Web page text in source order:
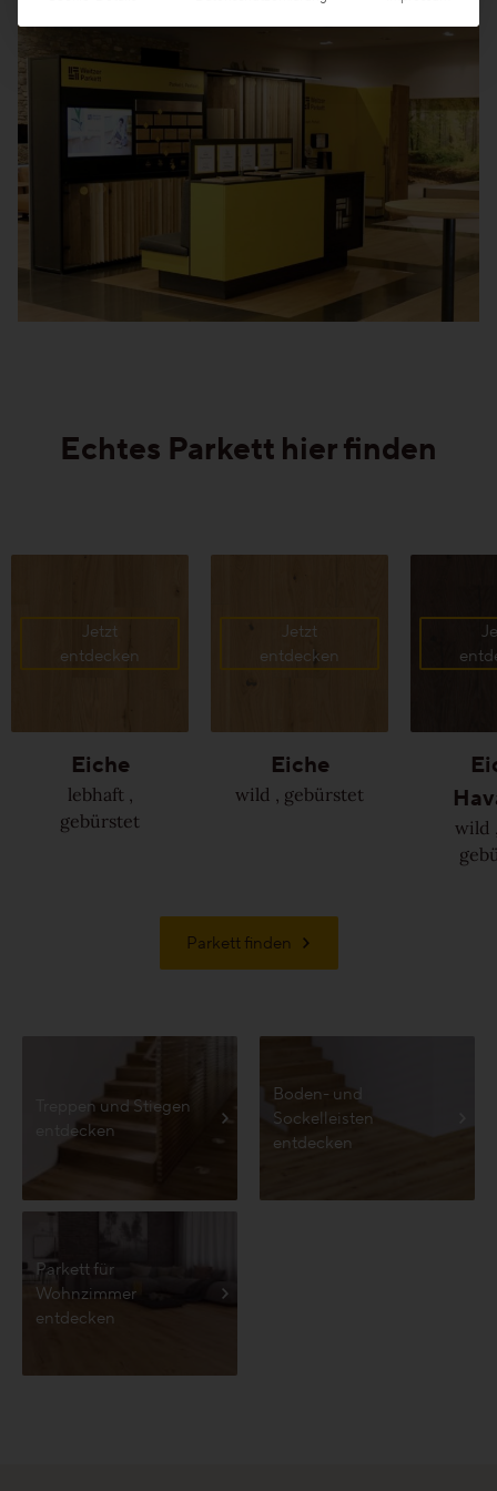
Echtes Parkett hier finden
Jetzt
entdecken
Eiche
lebhaft ,
gebürstet
Jetzt
entdecken
Eiche
wild , gebürstet
wild
Parkett finden
Treppen und Stiegen
entdecken
Boden- und
Sockelleisten
entdecken
Parkett für
Wohnzimmer
entdecken